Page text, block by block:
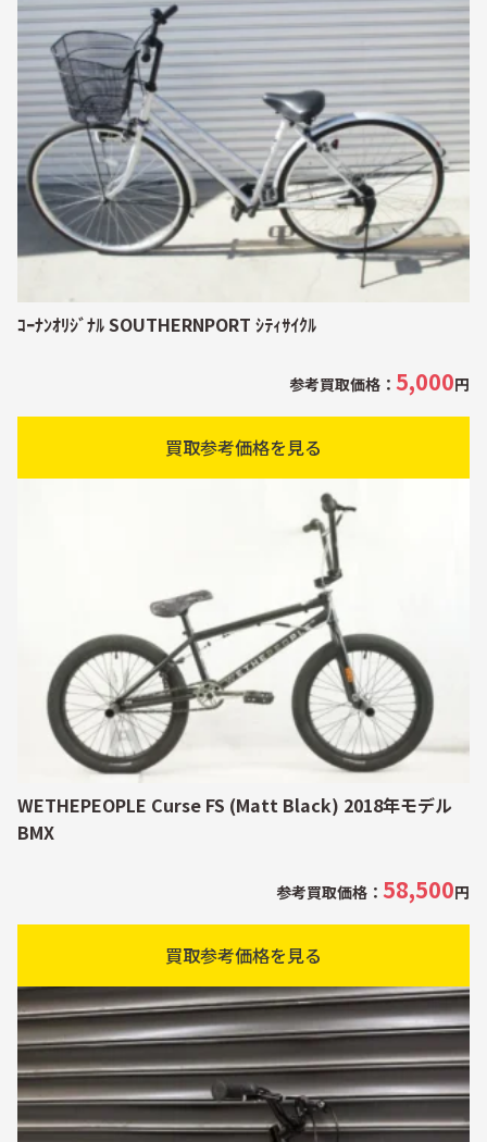
ｺｰﾅﾝｵﾘｼﾞﾅﾙ SOUTHERNPORT ｼﾃｨｻｲｸﾙ
参考買取価格： 5,000円
買取参考価格を見る
WETHEPEOPLE Curse FS (Matt Black) 2018年モデル
BMX
参考買取価格： 58,500円
買取参考価格を見る